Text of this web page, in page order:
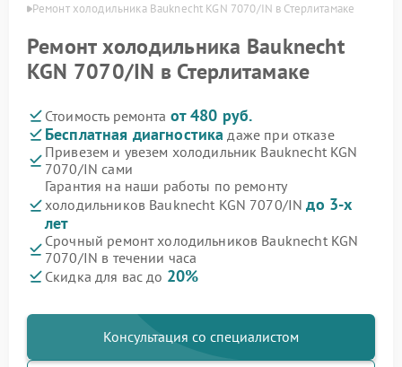
Ремонт холодильника Bauknecht KGN 7070/IN в Стерлитамаке
Ремонт холодильника Bauknecht
KGN 7070/IN в Стерлитамаке
Стоимость ремонта от 480 руб.
Бесплатная диагностика даже при отказе
Привезем и увезем холодильник Bauknecht KGN
7070/IN сами
Гарантия на наши работы по ремонту
холодильников Bauknecht KGN 7070/INдо 3-х
лет
Срочный ремонт холодильников Bauknecht KGN
7070/IN в течении часа
Скидка для вас до 20%
Консультация со специалистом